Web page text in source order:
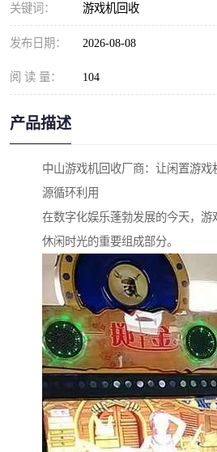
关键词： 游戏机回收
发布日期： 2026-08-08
阅 读 量： 104
产品描述
中山游戏机回收厂商：让闲置游戏
源循环利用
在数字化娱乐蓬勃发展的今天，游
休闲时光的重要组成部分。